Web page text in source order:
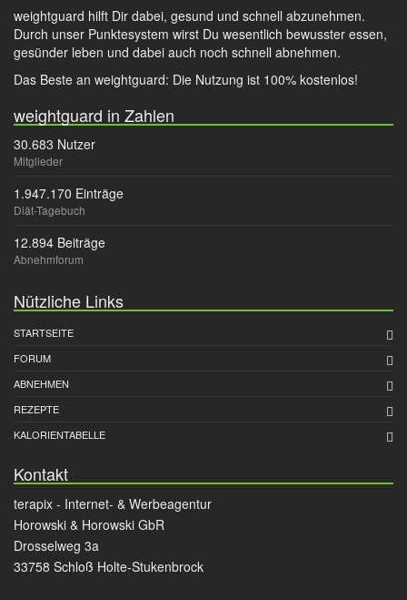
weightguard hilft Dir dabei, gesund und schnell abzunehmen.
Durch unser Punktesystem wirst Du wesentlich bewusster essen,
gesünder leben und dabei auch noch schnell abnehmen.
Das Beste an weightguard: Die Nutzung ist 100% kostenlos!
weightguard in Zahlen
30.683 Nutzer
Mitglieder
1.947.170 Einträge
Diät-Tagebuch
12.894 Beiträge
Abnehmforum
Nützliche Links
STARTSEITE
FORUM
ABNEHMEN
REZEPTE
KALORIENTABELLE
Kontakt
terapix - Internet- & Werbeagentur
Horowski & Horowski GbR
Drosselweg 3a
33758 Schloß Holte-Stukenbrock